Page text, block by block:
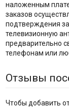
наложенным
заказов
подтверждения
телевизионную
предварительно
телефонам или
Отзывы
Чтобы добавить